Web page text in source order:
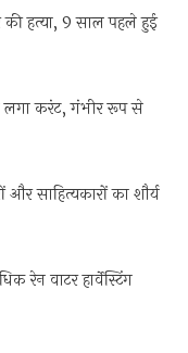
की हत्या, 9 साल पहले हुई
करंट, गंभीर रूप से
साहित्यकारों का शौर्य
रेन वाटर हार्वेस्टिंग